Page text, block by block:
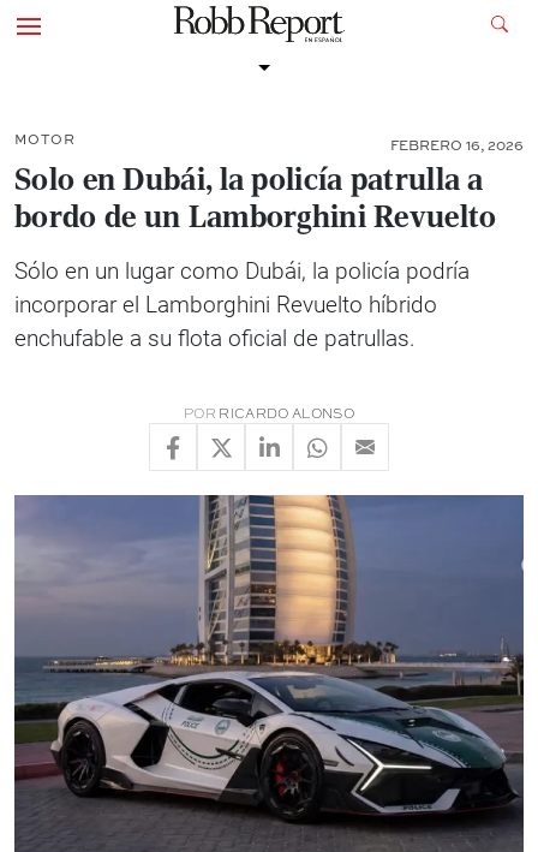
MOTOR FEBRERO 16, 2026
Solo en Dubái, la policía patrulla a
bordo de un Lamborghini Revuelto
Sólo en un lugar como Dubái, la policía podría
incorporar el Lamborghini Revuelto híbrido
enchufable a su flota oficial de patrullas.
POR RICARDO ALONSO